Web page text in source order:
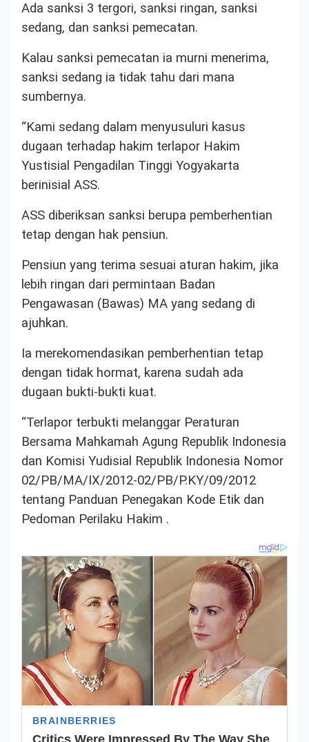
Ada sanksi 3 tergori, sanksi ringan, sanksi
sedang, dan sanksi pemecatan.
Kalau sanksi pemecatan ia murni menerima,
sanksi sedang ia tidak tahu dari mana
sumbernya.
“Kami sedang dalam menyusuluri kasus
dugaan terhadap hakim terlapor Hakim
Yustisial Pengadilan Tinggi Yogyakarta
berinisial ASS.
ASS diberiksan sanksi berupa pemberhentian
tetap dengan hak pensiun.
Pensiun yang terima sesuai aturan hakim, jika
lebih ringan dari permintaan Badan
Pengawasan (Bawas) MA yang sedang di
ajuhkan.
Ia merekomendasikan pemberhentian tetap
dengan tidak hormat, karena sudah ada
dugaan bukti-bukti kuat.
“Terlapor terbukti melanggar Peraturan
Bersama Mahkamah Agung Republik Indonesia
dan Komisi Yudisial Republik Indonesia Nomor
02/PB/MA/IX/2012-02/PB/P.KY/09/2012
tentang Panduan Penegakan Kode Etik dan
Pedoman Perilaku Hakim .